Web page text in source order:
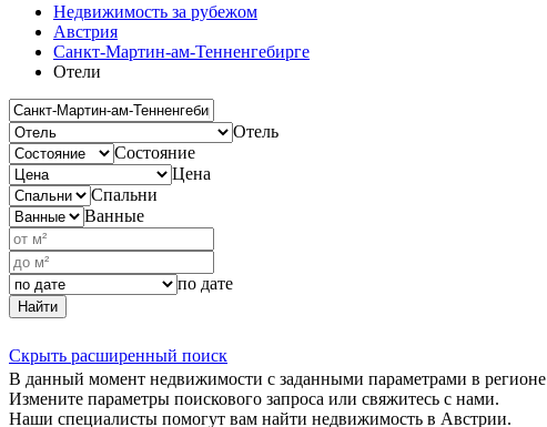
Недвижимость за рубежом
Австрия
Санкт-Мартин-ам-Тенненгебирге
Отели
Отель
Состояние
Цена
Спальни
Ванные
по дате
Найти
Скрыть расширенный поиск
В данный момент недвижимости с заданными параметрами в регионе
Измените параметры поискового запроса или свяжитесь с нами.
Наши специалисты помогут вам найти недвижимость в Австрии.